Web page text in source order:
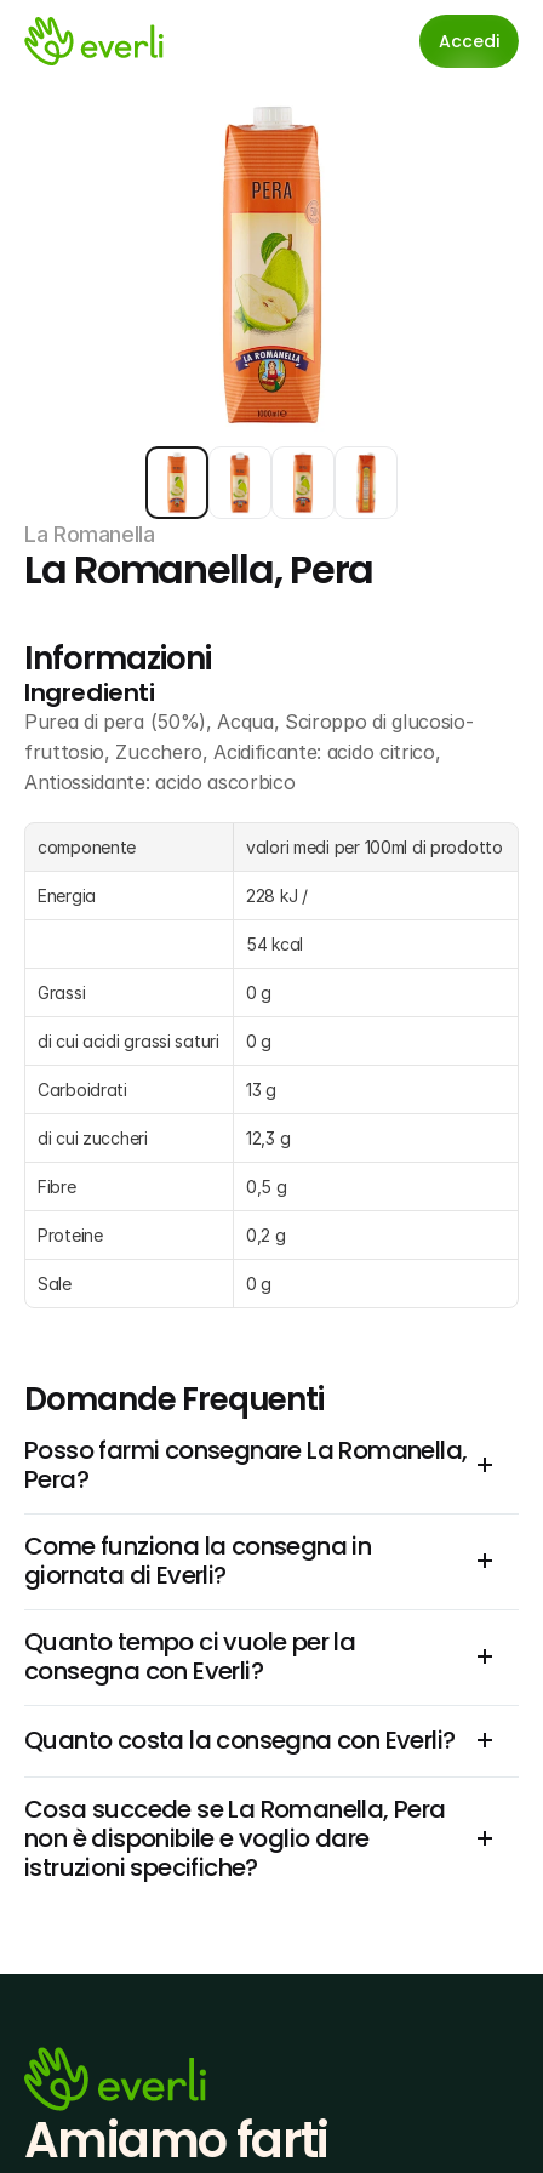
Accedi
La Romanella
La Romanella, Pera
Informazioni
Ingredienti
Purea di pera (50%), Acqua, Sciroppo di glucosio-
fruttosio, Zucchero, Acidificante: acido citrico,
Antiossidante: acido ascorbico
componente valori medi per 100ml di prodotto
Energia 228 kJ /
54 kcal
Grassi 0 g
di cui acidi grassi saturi 0 g
Carboidrati 13 g
di cui zuccheri 12,3 g
Fibre 0,5 g
Proteine 0,2 g
Sale 0 g
Domande Frequenti
Posso farmi consegnare La Romanella,
Pera?
Come funziona la consegna in
giornata di Everli?
Quanto tempo ci vuole per la
consegna con Everli?
Quanto costa la consegna con Everli?
Cosa succede se La Romanella, Pera
non è disponibile e voglio dare
istruzioni specifiche?
Amiamo farti